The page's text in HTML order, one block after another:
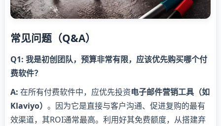
常见问题（Q&A）
​Q1: 我是初创团队，预算非常有限，应该优先购买哪个付
费软件？​
​A:​ ​ 在所有付费软件中，应优先投资​​电子邮件营销工具（如
Klaviyo）​ ​。因为它是直接与客户沟通、促进复购的最有
效渠道，其ROI通常最高。利用好其免费额度，从搭建弃